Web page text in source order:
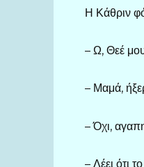
Η Κάθριν
– Ω, Θεέ
– Μαμά,
– Όχι,
– Λέει ότι